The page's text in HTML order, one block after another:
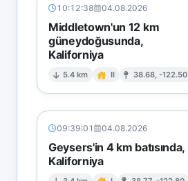
10:12:38 04.08.2026
Middletown'un 12 km
güneydoğusunda,
Kaliforniya
5.4 km II 38.68, -122.50
09:39:01 04.08.2026
Geysers'in 4 km batısında,
Kaliforniya